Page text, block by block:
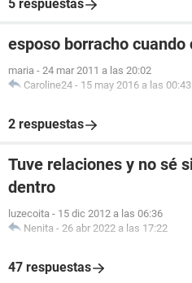
5 respuestas
esposo borracho
maria - 24 mar 2011 a las 20:02
Caroline24 - 15 may 2016 a las 00:43
2 respuestas
Tuve relaciones y no sé
dentro
luzecoita - 15 dic 2012 a las 06:36
Nenita - 26 abr 2022 a las 17:22
47 respuestas